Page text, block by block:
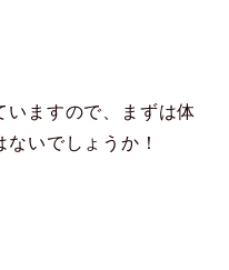
いますので、まずは体
いでしょうか！